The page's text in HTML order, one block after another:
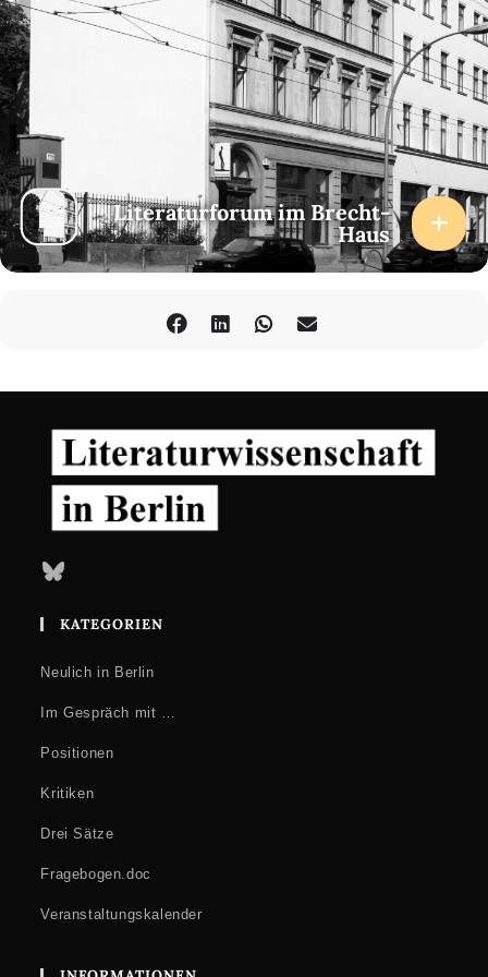
Literaturforum im Brecht-
Haus
Bluesky
KATEGORIEN
Neulich in Berlin
Im Gespräch mit …
Positionen
Kritiken
Drei Sätze
Fragebogen.doc
Veranstaltungskalender